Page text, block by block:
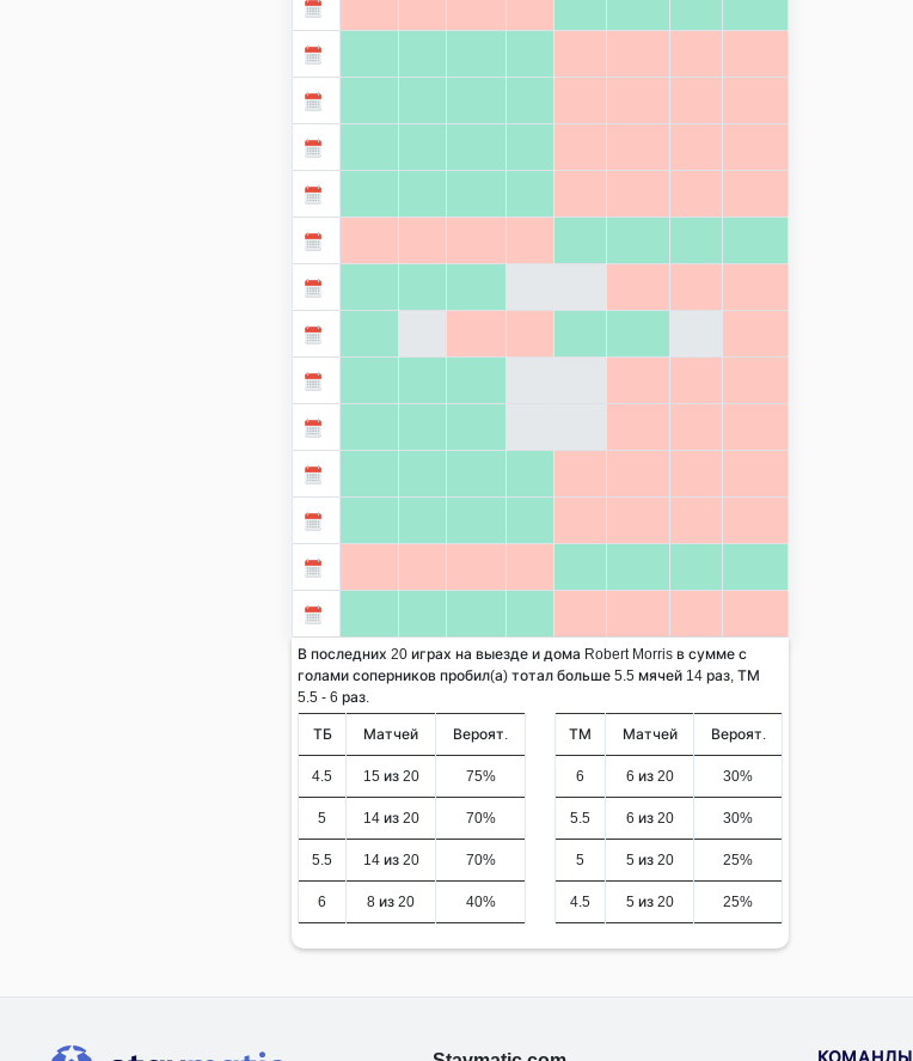
В последних 20 играх на выезде и дома Robert Morris в сумме с
голами соперников пробил(а) тотал больше 5.5 мячей 14 раз, ТМ
5.5 - 6 раз.
ТБ Матчей Вероят.
4.5 15 из 20 75%
5 14 из 20 70%
5.5 14 из 20 70%
6 8 из 20 40%
ТМ Матчей Вероят.
6 6 из 20 30%
5.5 6 из 20 30%
5 5 из 20 25%
4.5 5 из 20 25%
КОМАНДЫ